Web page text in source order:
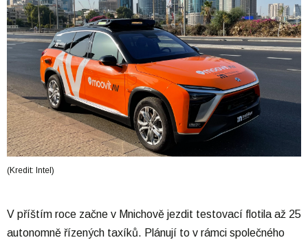
(Kredit: Intel)
V příštím roce začne v Mnichově jezdit testovací flotila až 25
autonomně řízených taxíků. Plánují to v rámci společného